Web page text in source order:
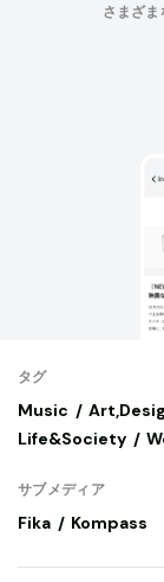
さまざ
タグ
Music
Life&Society
サブメディア
Fika Kompass